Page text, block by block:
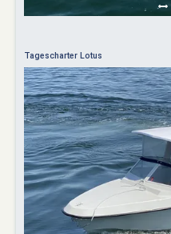
Tagescharter Lotus